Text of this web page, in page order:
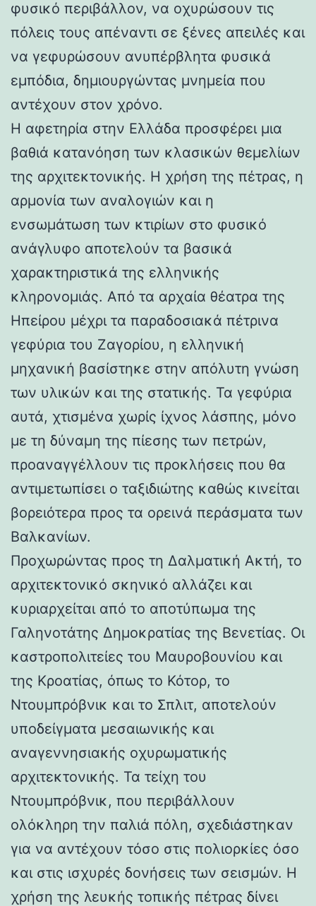
φυσικό περιβάλλον, να οχυρώσουν τις
πόλεις τους απέναντι σε ξένες απειλές και
να γεφυρώσουν ανυπέρβλητα φυσικά
εμπόδια, δημιουργώντας μνημεία που
αντέχουν στον χρόνο.
Η αφετηρία στην Ελλάδα προσφέρει μια
βαθιά κατανόηση των κλασικών θεμελίων
της αρχιτεκτονικής. Η χρήση της πέτρας, η
αρμονία των αναλογιών και η
ενσωμάτωση των κτιρίων στο φυσικό
ανάγλυφο αποτελούν τα βασικά
χαρακτηριστικά της ελληνικής
κληρονομιάς. Από τα αρχαία θέατρα της
Ηπείρου μέχρι τα παραδοσιακά πέτρινα
γεφύρια του Ζαγορίου, η ελληνική
μηχανική βασίστηκε στην απόλυτη γνώση
των υλικών και της στατικής. Τα γεφύρια
αυτά, χτισμένα χωρίς ίχνος λάσπης, μόνο
με τη δύναμη της πίεσης των πετρών,
προαναγγέλλουν τις προκλήσεις που θα
αντιμετωπίσει ο ταξιδιώτης καθώς κινείται
βορειότερα προς τα ορεινά περάσματα των
Βαλκανίων.
Προχωρώντας προς τη Δαλματική Ακτή, το
αρχιτεκτονικό σκηνικό αλλάζει και
κυριαρχείται από το αποτύπωμα της
Γαληνοτάτης Δημοκρατίας της Βενετίας. Οι
καστροπολιτείες του Μαυροβουνίου και
της Κροατίας, όπως το Κότορ, το
Ντουμπρόβνικ και το Σπλιτ, αποτελούν
υποδείγματα μεσαιωνικής και
αναγεννησιακής οχυρωματικής
αρχιτεκτονικής. Τα τείχη του
Ντουμπρόβνικ, που περιβάλλουν
ολόκληρη την παλιά πόλη, σχεδιάστηκαν
για να αντέχουν τόσο στις πολιορκίες όσο
και στις ισχυρές δονήσεις των σεισμών. Η
χρήση της λευκής τοπικής πέτρας δίνει